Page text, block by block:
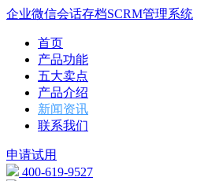
企业微信会话存档SCRM管理系统
首页
产品功能
五大卖点
产品介绍
新闻资讯
联系我们
申请试用
400-619-9527